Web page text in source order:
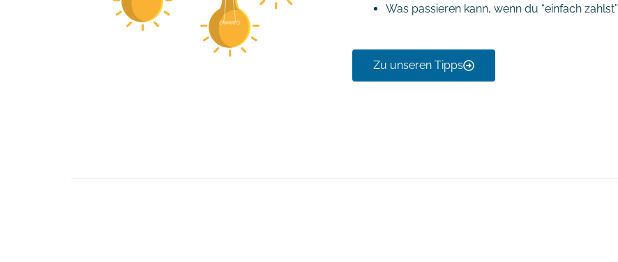
Was passieren kann, wenn du “einfach zahlst”
Zu unseren Tipps